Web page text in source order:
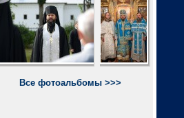
Все фотоальбомы >>>